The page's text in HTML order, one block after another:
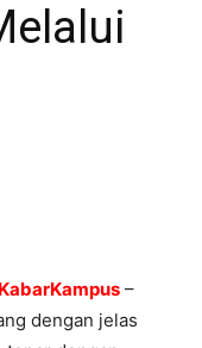
–
dengan jelas